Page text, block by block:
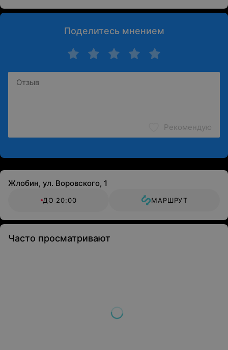
Поделитесь мнением
Рекомендую
Жлобин, ул. Воровского, 1
ДО 20:00 МАРШРУТ
Часто просматривают